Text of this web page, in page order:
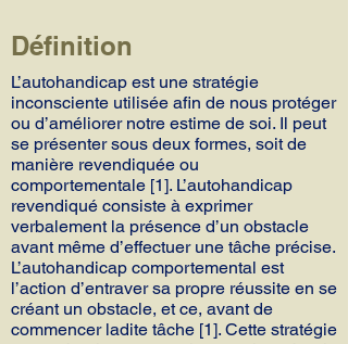
Définition
L’autohandicap est une stratégie
inconsciente utilisée afin de nous protéger
ou d’améliorer notre estime de soi. Il peut
se présenter sous deux formes, soit de
manière revendiquée ou
comportementale [1]. L’autohandicap
revendiqué consiste à exprimer
verbalement la présence d’un obstacle
avant même d’effectuer une tâche précise.
L’autohandicap comportemental est
l’action d’entraver sa propre réussite en se
créant un obstacle, et ce, avant de
commencer ladite tâche [1]. Cette stratégie